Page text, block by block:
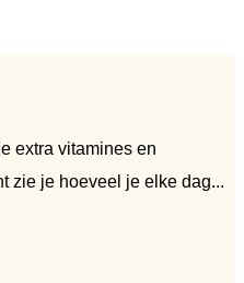
extra vitamines en
zie je hoeveel je elke dag...